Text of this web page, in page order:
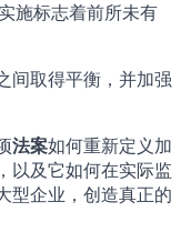
施标志着前所未有
间取得平衡，并加强
法案如何重新定义加
以及它如何在实际监
型企业，创造真正的